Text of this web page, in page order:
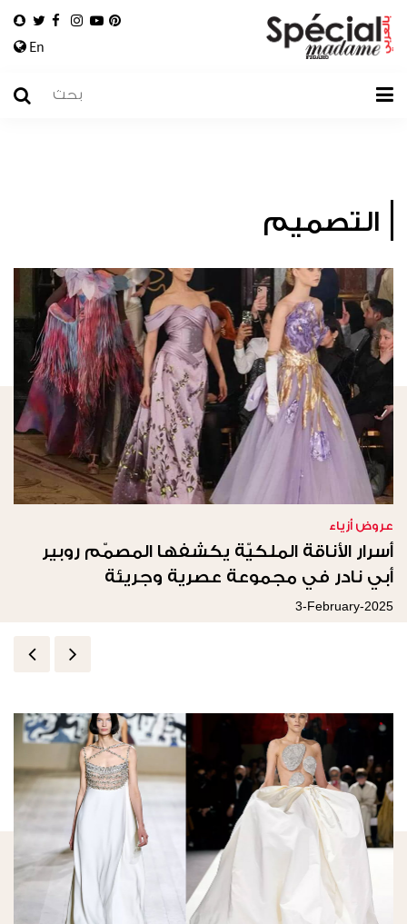
En
التصميم
عروض أزياء
أسرار الأناقة الملكيّة يكشفها المصمّم روبير
أبي نادر في مجموعة عصرية وجريئة
3-February-2025